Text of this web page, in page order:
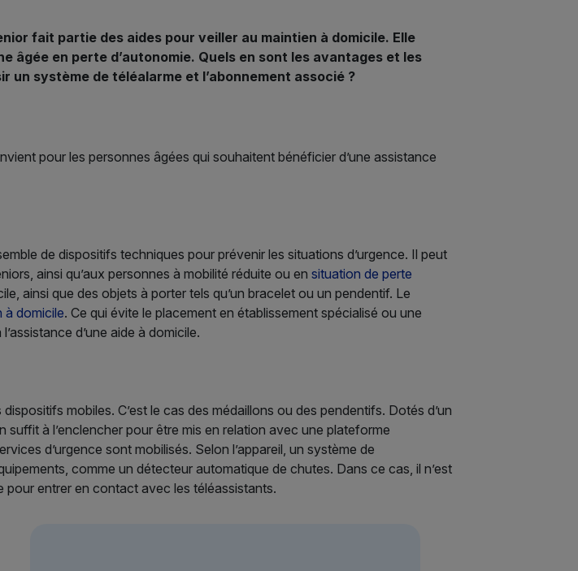
fait partie des aides pour veiller au maintien à domicile. Elle
âgée en perte d’autonomie. Quels en sont les avantages et les
système de téléalarme et l’abonnement associé ?
pour les personnes âgées qui souhaitent bénéficier d’une assistance
de dispositifs techniques pour prévenir les situations d’urgence. Il peut
ainsi qu’aux personnes à mobilité réduite ou en situation de perte
ainsi que des objets à porter tels qu’un bracelet ou un pendentif. Le
à domicile. Ce qui évite le placement en établissement spécialisé ou une
d’une aide à domicile.
mobiles. C’est le cas des médaillons ou des pendentifs. Dotés d’un
suffit à l’enclencher pour être mis en relation avec une plateforme
d’urgence sont mobilisés. Selon l’appareil, un système de
comme un détecteur automatique de chutes. Dans ce cas, il n’est
entrer en contact avec les téléassistants.